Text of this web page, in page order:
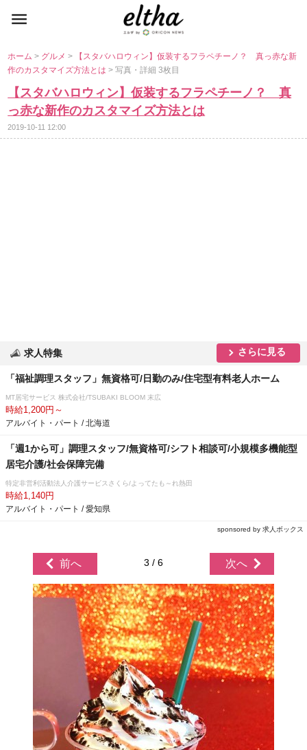
ホーム> グルメ>
【スタバハロウィン】仮装するフラペチーノ？ 真っ赤な新
作のカスタマイズ方法とは> 写真・詳細 3枚目
【スタバハロウィン】仮装するフラペチーノ？ 真
っ赤な新作のカスタマイズ方法とは
2019-10-11 12:00
求人特集 さらに見る
「福祉調理スタッフ」無資格可/日勤のみ/住宅型有料老人ホーム
MT居宅サービス 株式会社/TSUBAKI BLOOM 末広
時給1,200円～
アルバイト・パート / 北海道
「週1から可」調理スタッフ/無資格可/シフト相談可/小規模多機能型
居宅介護/社会保障完備
特定非営利活動法人介護サービスさくら/よってたも～れ熱田
時給1,140円
アルバイト・パート / 愛知県
sponsored by 求人ボックス
前へ 3 / 6 次へ